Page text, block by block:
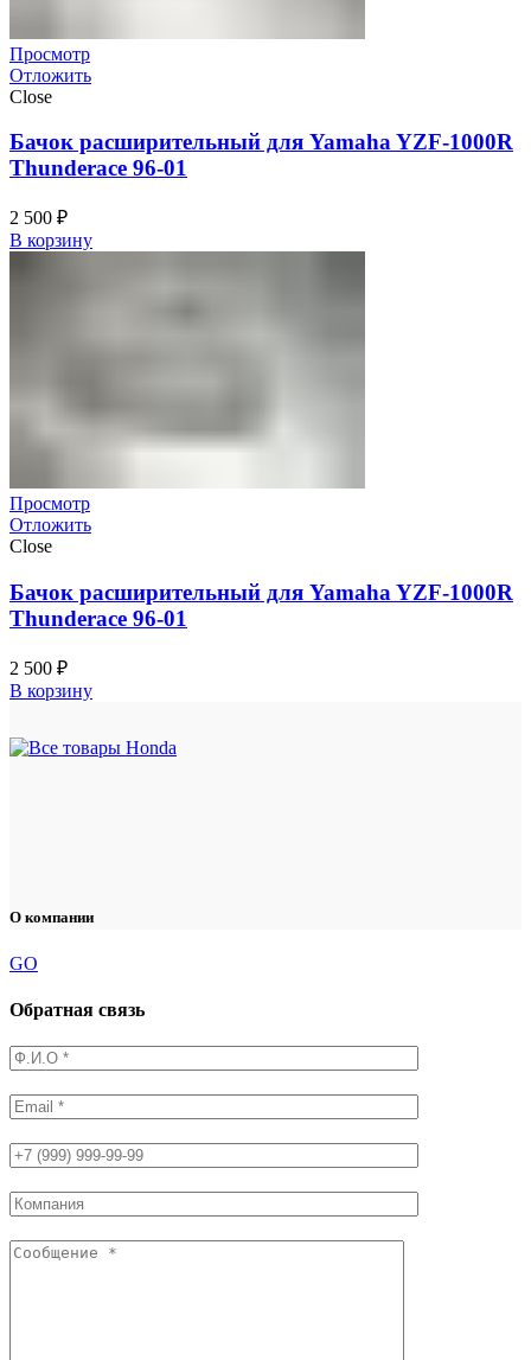
Просмотр
Отложить
Close
Бачок расширительный для Yamaha YZF-1000R
Thunderace 96-01
2 500 ₽
В корзину
Просмотр
Отложить
Close
Бачок расширительный для Yamaha YZF-1000R
Thunderace 96-01
2 500 ₽
В корзину
О компании
GO
Обратная связь